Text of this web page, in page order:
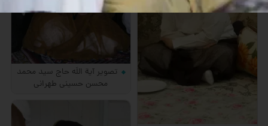
تصویر آیة اللَه حاج سید محمد
محسن حسینی طهرانی